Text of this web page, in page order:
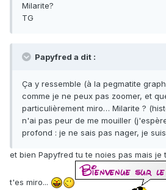
Milarite?
TG
Papyfred a dit :
Ça y ressemble (à la pegmatite
comme je ne peux pas zoomer, et
particulièrement miro… Milarite ?
n'ai pas peur de me mouiller
profond : je ne sais pas nager, je
et bien Papyfred tu te noies pas mais je
t'es miro...